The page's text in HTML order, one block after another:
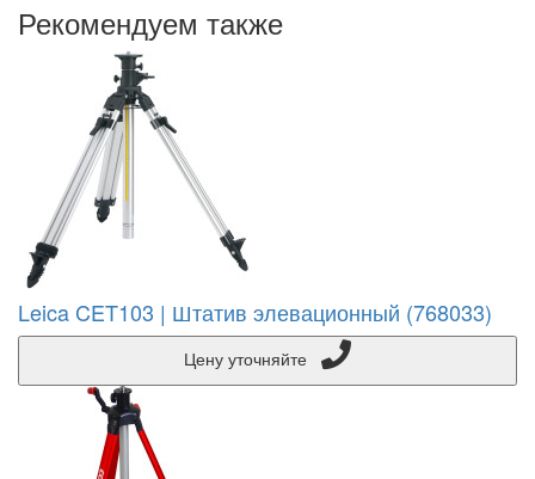
Рекомендуем также
Leica CET103 | Штатив элевационный (768033)